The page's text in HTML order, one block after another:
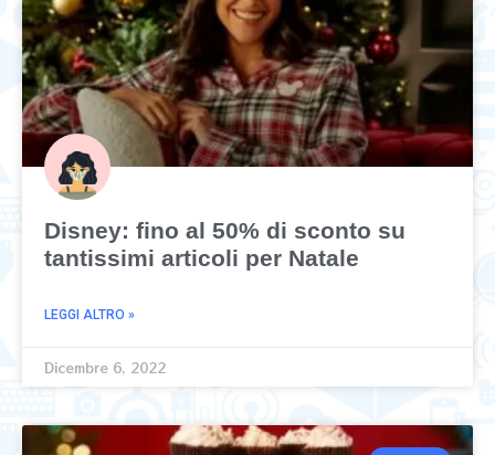
Disney: fino al 50% di sconto su
tantissimi articoli per Natale
LEGGI ALTRO »
Dicembre 6, 2022